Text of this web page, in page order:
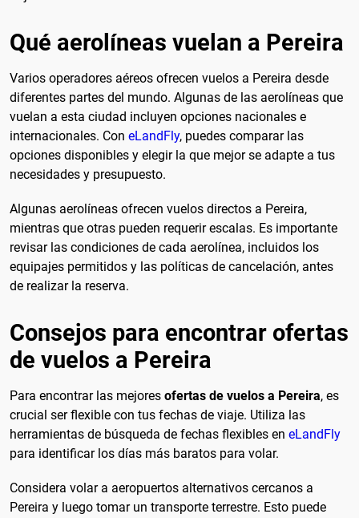
Qué aerolíneas vuelan a Pereira
Varios operadores aéreos ofrecen vuelos a Pereira desde
diferentes partes del mundo. Algunas de las aerolíneas que
vuelan a esta ciudad incluyen opciones nacionales e
internacionales. Con eLandFly, puedes comparar las
opciones disponibles y elegir la que mejor se adapte a tus
necesidades y presupuesto.
Algunas aerolíneas ofrecen vuelos directos a Pereira,
mientras que otras pueden requerir escalas. Es importante
revisar las condiciones de cada aerolínea, incluidos los
equipajes permitidos y las políticas de cancelación, antes
de realizar la reserva.
Consejos para encontrar ofertas
de vuelos a Pereira
Para encontrar las mejores ofertas de vuelos a Pereira, es
crucial ser flexible con tus fechas de viaje. Utiliza las
herramientas de búsqueda de fechas flexibles en eLandFly
para identificar los días más baratos para volar.
Considera volar a aeropuertos alternativos cercanos a
Pereira y luego tomar un transporte terrestre. Esto puede